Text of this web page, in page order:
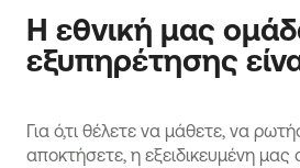
Η εθνική μας
εξυπηρέτησης
Για ό,τι θέλετε να μάθετε, να
αποκτήσετε, η εξειδικευμένη μας